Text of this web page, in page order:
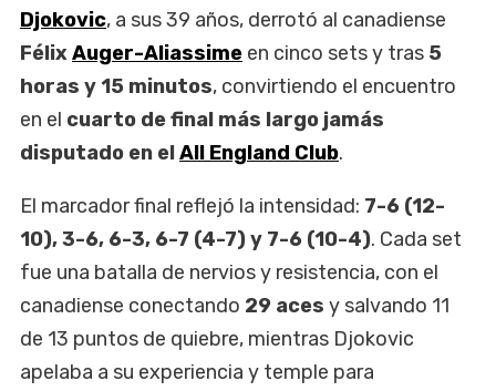
Djokovic, a sus 39 años, derrotó al canadiense
FélixAuger-Aliassime en cinco sets y tras 5
horas y 15 minutos, convirtiendo el encuentro
en el cuarto de final más largo jamás
disputado en elAll England Club.
El marcador final reflejó la intensidad: 7-6 (12-
10), 3-6, 6-3, 6-7 (4-7) y 7-6 (10-4). Cada set
fue una batalla de nervios y resistencia, con el
canadiense conectando 29 aces y salvando 11
de 13 puntos de quiebre, mientras Djokovic
apelaba a su experiencia y temple para